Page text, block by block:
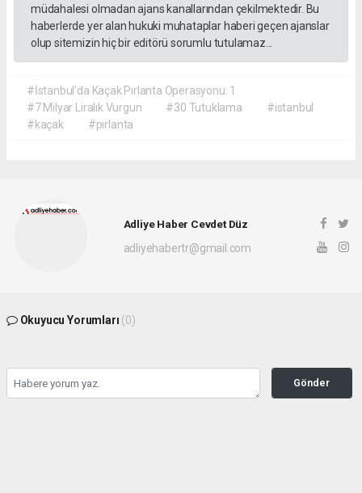
müdahalesi olmadan ajans kanallarından çekilmektedir. Bu
haberlerde yer alan hukuki muhataplar haberi geçen ajanslar
olup sitemizin hiç bir editörü sorumlu tutulamaz...
#İstanbul’da Kaçak Pırlanta Operasyonu: 1
#7 Milyar Liralık Vurgun
#30 Tutuklama
#istanbul
#kaçak
#pırlanta
Adliye Haber Cevdet Düz
adliyehabertr@gmail.com
Okuyucu Yorumları (0)
Gönder